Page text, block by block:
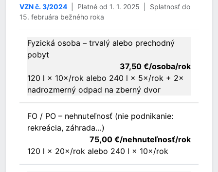
VZN č. 3/2024 | Platné od 1. 1. 2025 | Splatnosť do
15. februára bežného roka
Fyzická osoba – trvalý alebo prechodný
pobyt
37,50 €/osoba/rok
120 l × 10×/rok alebo 240 l × 5×/rok + 2×
nadrozmerný odpad na zberný dvor
FO / PO – nehnuteľnosť (nie podnikanie:
rekreácia, záhrada…)
75,00 €/nehnuteľnosť/rok
120 l × 20×/rok alebo 240 l × 10×/rok